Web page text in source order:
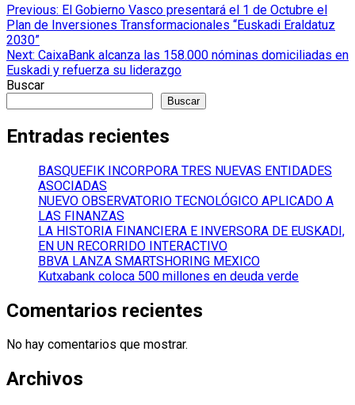
Navegación
de
entradas
Previous: El Gobierno Vasco presentará el 1 de Octubre el
Plan de Inversiones Transformacionales “Euskadi Eraldatuz
2030”
Next: CaixaBank alcanza las 158.000 nóminas domiciliadas en
Euskadi y refuerza su liderazgo
Buscar
Buscar
Entradas recientes
BASQUEFIK INCORPORA TRES NUEVAS ENTIDADES
ASOCIADAS
NUEVO OBSERVATORIO TECNOLÓGICO APLICADO A
LAS FINANZAS
LA HISTORIA FINANCIERA E INVERSORA DE EUSKADI,
EN UN RECORRIDO INTERACTIVO
BBVA LANZA SMARTSHORING MEXICO
Kutxabank coloca 500 millones en deuda verde
Comentarios recientes
No hay comentarios que mostrar.
Archivos